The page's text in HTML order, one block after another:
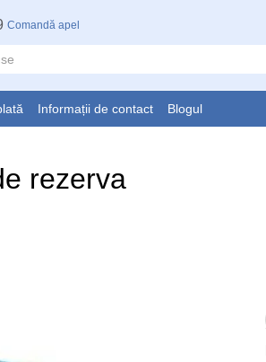
Comandă apel
Informații de contact Blogul
rezerva